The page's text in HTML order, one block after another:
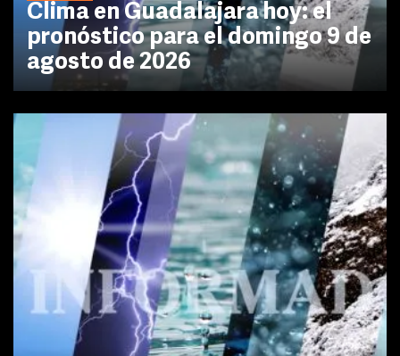
Clima en Guadalajara hoy: el
pronóstico para el domingo 9 de
agosto de 2026